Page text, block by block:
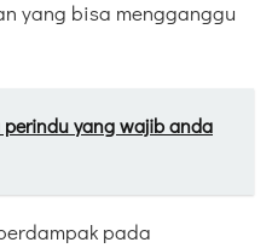
yang bisa mengganggu
yang wajib anda
pada